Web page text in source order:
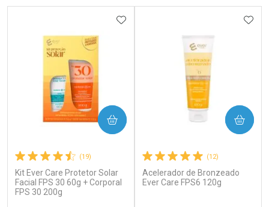
(19)
Kit Ever Care Protetor Solar
Facial FPS 30 60g + Corporal
FPS 30 200g
ADICIONAR AOS FAVORITOS
COMPRAR
(12)
Acelerador de Bronzeado
Ever Care FPS6 120g
COMPRAR